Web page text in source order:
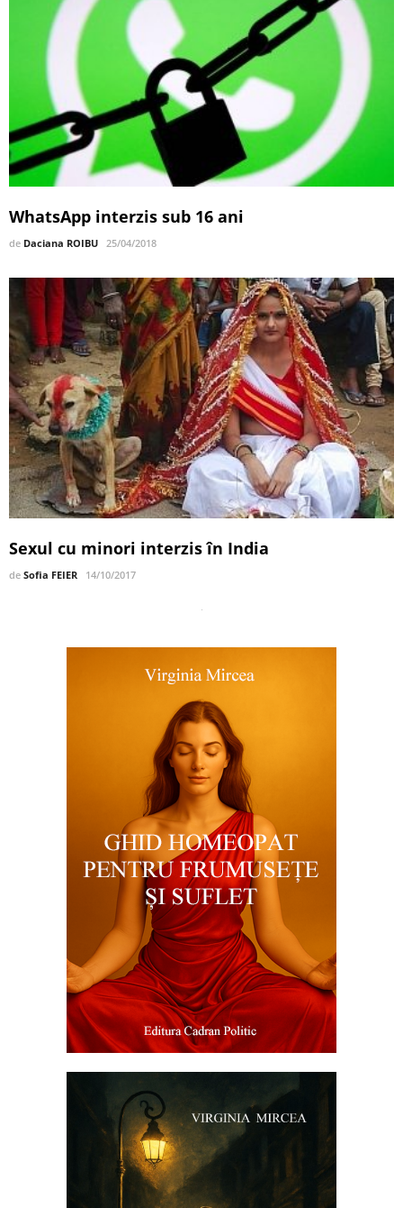
WhatsApp interzis sub 16 ani
de Daciana ROIBU 25/04/2018
Sexul cu minori interzis în India
de Sofia FEIER 14/10/2017